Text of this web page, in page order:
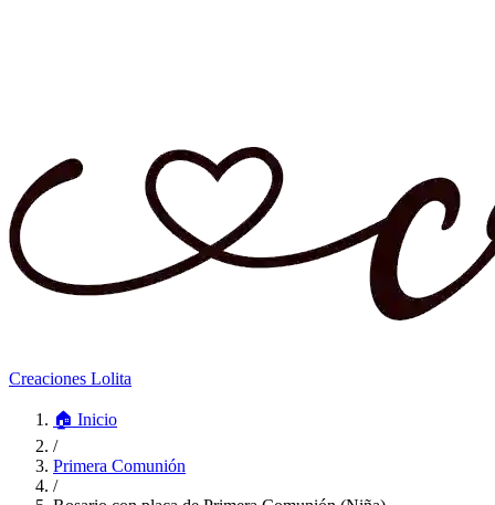
Creaciones Lolita
🏠 Inicio
/
Primera Comunión
/